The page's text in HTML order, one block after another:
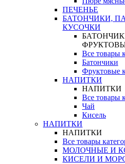
ПЕЧЕНЬЕ
БАТОНЧИКИ,
КУСОЧКИ
Все товары
Батончики
Фруктовые
НАПИТКИ
НАПИТКИ
Все товары
Чай
Кисель
НАПИТКИ
НАПИТКИ
Все товары
МОЛОЧНЫЕ И
КИСЕЛИ И